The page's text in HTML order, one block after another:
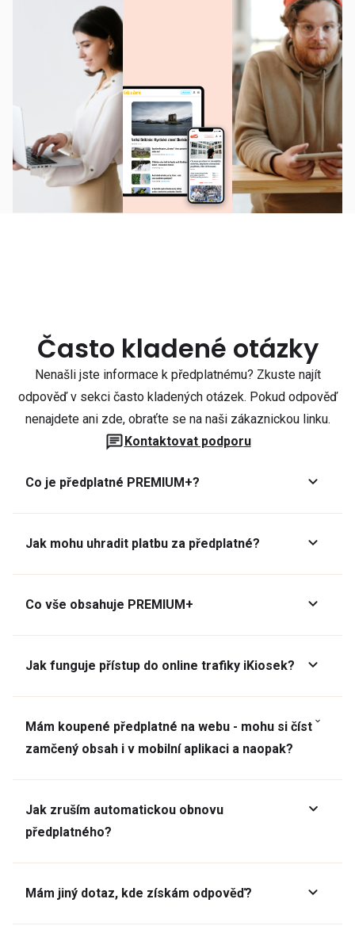
Často kladené otázky
Nenašli jste informace k předplatnému? Zkuste najít
odpověď v sekci často kladených otázek. Pokud odpověď
nenajdete ani zde, obraťte se na naši zákaznickou linku.
Kontaktovat podporu
Co je předplatné PREMIUM+?
Jak mohu uhradit platbu za předplatné?
Co vše obsahuje PREMIUM+
Jak funguje přístup do online trafiky iKiosek?
Mám koupené předplatné na webu - mohu si číst
zamčený obsah i v mobilní aplikaci a naopak?
Jak zruším automatickou obnovu
předplatného?
Mám jiný dotaz, kde získám odpověď?